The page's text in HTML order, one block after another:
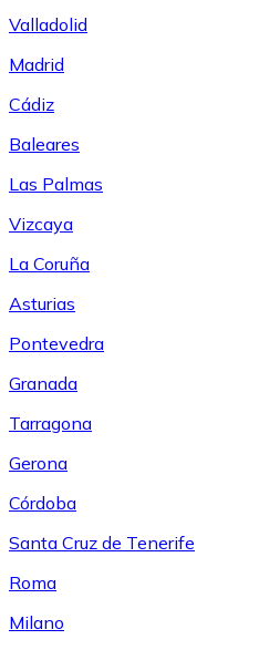
Valladolid
Madrid
Cádiz
Baleares
Las Palmas
Vizcaya
La Coruña
Asturias
Pontevedra
Granada
Tarragona
Gerona
Córdoba
Santa Cruz de Tenerife
Roma
Milano